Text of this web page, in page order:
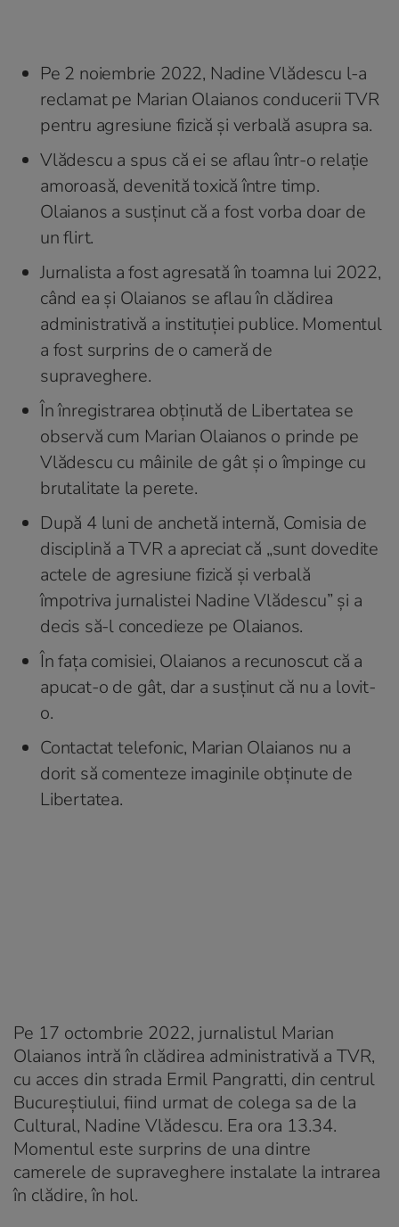
Pe 2 noiembrie 2022, Nadine Vlădescu l-a
reclamat pe Marian Olaianos conducerii TVR
pentru agresiune fizică și verbală asupra sa.
Vlădescu a spus că ei se aflau într-o relație
amoroasă, devenită toxică între timp.
Olaianos a susținut că a fost vorba doar de
un flirt.
Jurnalista a fost agresată în toamna lui 2022,
când ea și Olaianos se aflau în clădirea
administrativă a instituției publice. Momentul
a fost surprins de o cameră de
supraveghere.
În înregistrarea obținută de Libertatea se
observă cum Marian Olaianos o prinde pe
Vlădescu cu mâinile de gât și o împinge cu
brutalitate la perete.
După 4 luni de anchetă internă, Comisia de
disciplină a TVR a apreciat că „sunt dovedite
actele de agresiune fizică și verbală
împotriva jurnalistei Nadine Vlădescu” și a
decis să-l concedieze pe Olaianos.
În fața comisiei, Olaianos a recunoscut că a
apucat-o de gât, dar a susținut că nu a lovit-
o.
Contactat telefonic, Marian Olaianos nu a
dorit să comenteze imaginile obținute de
Libertatea.
Pe 17 octombrie 2022, jurnalistul Marian
Olaianos intră în clădirea administrativă a TVR,
cu acces din strada Ermil Pangratti, din centrul
Bucureștiului, fiind urmat de colega sa de la
Cultural, Nadine Vlădescu. Era ora 13.34.
Momentul este surprins de una dintre
camerele de supraveghere instalate la intrarea
în clădire, în hol.